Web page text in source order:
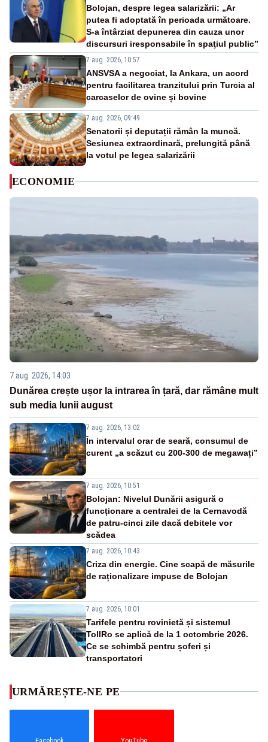
Bolojan, despre legea salarizării: „Ar
putea fi adoptată în perioada următoare.
S-a întârziat depunerea din cauza unor
discursuri iresponsabile în spaţiul public”
7 aug. 2026, 10:57
ANSVSA a negociat, la Ankara, un acord
pentru facilitarea tranzitului prin Turcia al
carcaselor de ovine și bovine
7 aug. 2026, 09:49
Senatorii și deputații rămân la muncă.
Sesiunea extraordinară, prelungită până
la votul pe legea salarizării
ECONOMIE
7 aug. 2026, 14:03
Dunărea crește ușor la intrarea în țară, dar rămâne mult
sub media lunii august
7 aug. 2026, 13:02
În intervalul orar de seară, consumul de
curent „a scăzut cu 200-300 de megawați”
7 aug. 2026, 10:51
Bolojan: Nivelul Dunării asigură o
funcționare a centralei de la Cernavodă
de patru-cinci zile dacă debitele vor
scădea
7 aug. 2026, 10:43
Criza din energie. Cine scapă de măsurile
de raționalizare impuse de Bolojan
7 aug. 2026, 10:01
Tarifele pentru rovinietă și sistemul
TollRo se aplică de la 1 octombrie 2026.
Ce se schimbă pentru șoferi și
transportatori
URMĂREȘTE-NE PE